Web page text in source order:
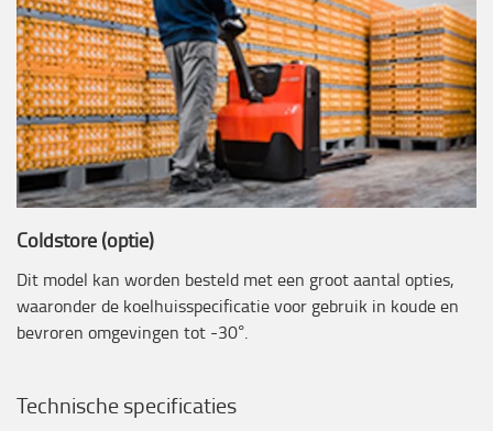
Coldstore (optie)
Dit model kan worden besteld met een groot aantal opties,
waaronder de koelhuisspecificatie voor gebruik in koude en
bevroren omgevingen tot -30°.
Technische specificaties